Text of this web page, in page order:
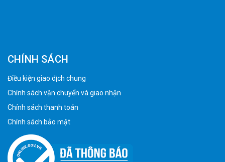
CHÍNH SÁCH
Điều kiện giao dịch chung
Chính sách vận chuyển và giao nhận
Chính sách thanh toán
Chính sách bảo mật